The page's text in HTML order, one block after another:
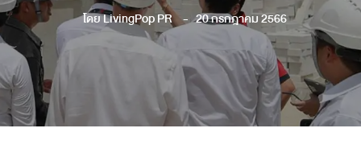
โดยLivingPop PR 20 กรกฎาคม 2566